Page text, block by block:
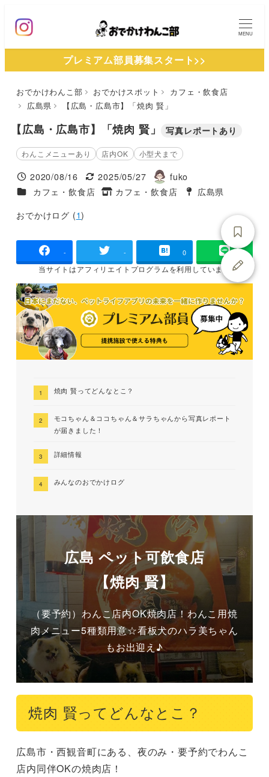
ン
MENU
プレミアム部員募集スタート>>
おでかけわんこ部 おでかけスポット
カフェ・飲食店
広島県
【広島・広島市】「焼肉 賢」
【広島・広島市】「焼肉 賢」 写真レポートあり
わんこメニューあり 店内OK 小型犬まで
投稿日
2020/08/16
更新日
2025/05/27
著
者
fuko
施設ジャンル
カフェ・飲食店
タグ
カフェ・飲食店
タグ
広島県
おでかけログ (1)
- - 0
当サイトはアフィリエイトプログラムを利用しています
焼肉 賢ってどんなとこ？
モコちゃん＆ココちゃん＆サラちゃんから写真レポート
が届きました！
詳細情報
みんなのおでかけログ
広島 ペット可飲食店
【焼肉 賢】
（要予約）わんこ店内OK焼肉店！わんこ用焼
肉メニュー5種類用意☆看板犬のハラ美ちゃん
もお出迎え♪
焼肉 賢ってどんなとこ？
広島市・西観音町にある、夜のみ・要予約でわんこ
店内同伴OKの焼肉店！